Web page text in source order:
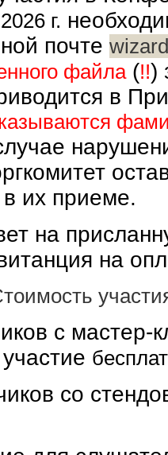
г.
почте
файла(!!)
в
в их приеме.
на
на
с мастер-
со